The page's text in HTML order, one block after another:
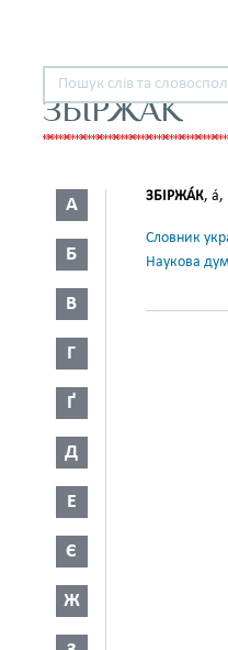
ЗБІРЖАК
А
Б
В
Г
Ґ
Д
Е
Є
Ж
ЗБІРЖА́К, а́,
Словник
Наукова